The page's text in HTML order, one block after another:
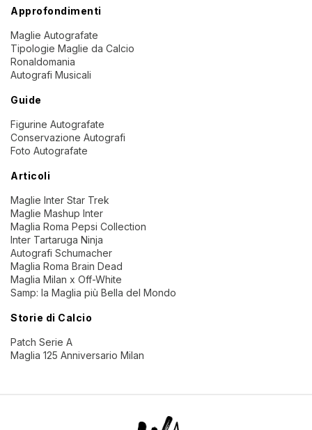
Approfondimenti
Maglie Autografate
Tipologie Maglie da Calcio
Ronaldomania
Autografi Musicali
Guide
Figurine Autografate
Conservazione Autografi
Foto Autografate
Articoli
Maglie Inter Star Trek
Maglie Mashup Inter
Maglia Roma Pepsi Collection
Inter Tartaruga Ninja
Autografi Schumacher
Maglia Roma Brain Dead
Maglia Milan x Off-White
Samp: la Maglia più Bella del Mondo
Storie di Calcio
Patch Serie A
Maglia 125 Anniversario Milan